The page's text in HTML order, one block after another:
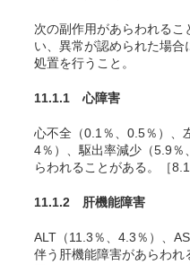
次の副作用があらわれる
い、異常が認められた場
処置を行うこと。
11.1.1 心障害
心不全（0.1％、0.5％）、
4％）、駆出率減少（5.9％
らわれることがある。［
11.1.2 肝機能障害
ALT（11.3％、4.3％）、
伴う肝機能障害があらわ